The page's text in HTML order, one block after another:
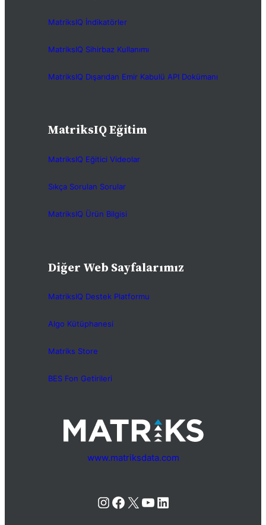
MatriksIQ İndikatörler
MatriksIQ Sihirbaz Kullanımı
MatriksIQ Dışarıdan Emir Kabulü API Dokümanı
MatriksIQ Eğitim
MatriksIQ Eğitici Videolar
Sıkça Sorulan Sorular
MatriksIQ Ürün Bilgisi
Diğer Web Sayfalarımız
MatriksIQ Destek Platformu
Algo Kütüphanesi
Matriks Store
BES Fon Getirileri
www.matriksdata.com
Instagram
Facebook
XYouTube
LinkedIn